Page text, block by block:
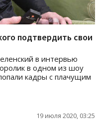
подтвердить свои
в интервью
в одном из шоу
кадры с плачущим
19 июля 2020, 03:25